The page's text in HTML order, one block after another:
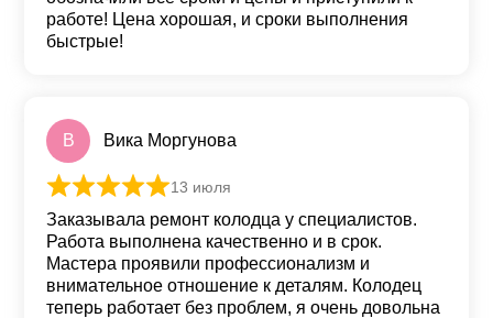
работе! Цена хорошая, и сроки выполнения
быстрые!
В Вика Моргунова
Оценка
13 июля
Заказывала ремонт колодца у специалистов.
Работа выполнена качественно и в срок.
Мастера проявили профессионализм и
внимательное отношение к деталям. Колодец
теперь работает без проблем, я очень довольна